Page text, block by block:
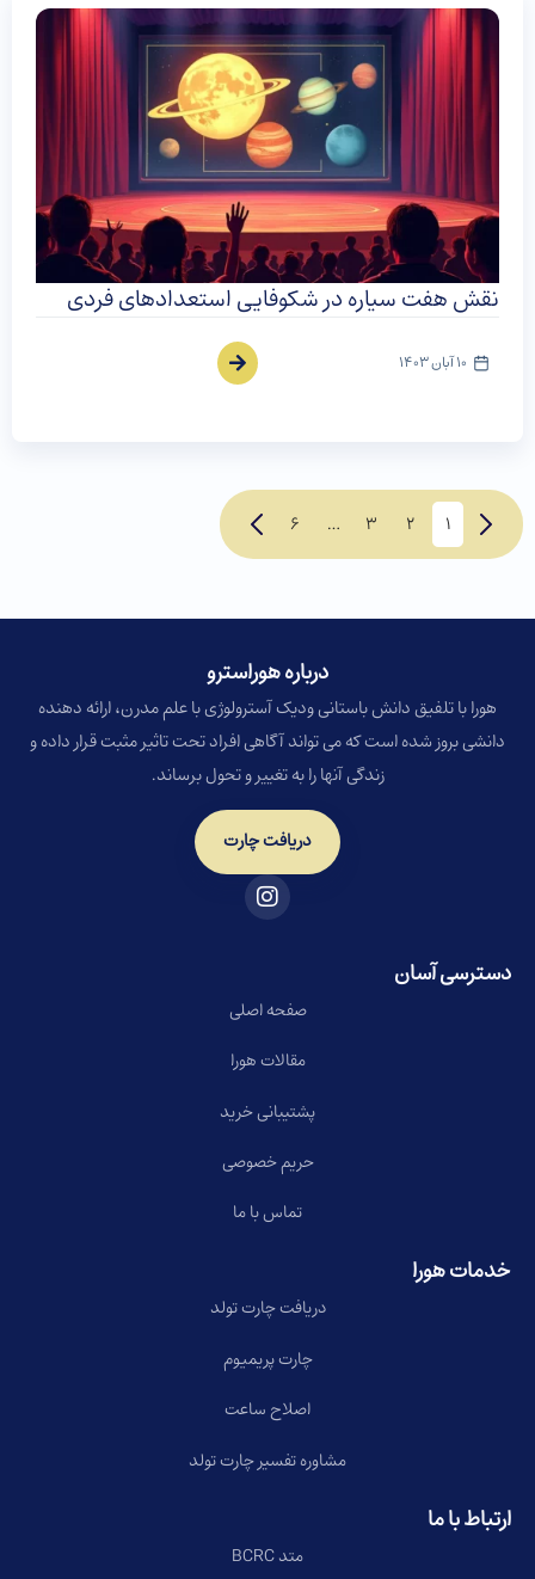
نقش هفت سیاره در شکوفایی استعدادهای فردی
10 آبان 1403
1
2
3
…
6
درباره هوراسترو​
هورا با تلفیق دانش باستانی ودیک آسترولوژی با علم مدرن، ارائه دهنده
دانشی بروز شده است که می تواند آگاهی افراد تحت تاثیر مثبت قرار داده و
زندگی آنها را به تغییر و تحول برساند.
دریافت چارت
دسترسی آسان
صفحه اصلی
مقالات هورا
پشتیبانی خرید
حریم خصوصی
تماس با ما
خدمات هورا
دریافت چارت تولد
چارت پریمیوم
اصلاح ساعت
مشاوره تفسیر چارت تولد
ارتباط با ما
متد BCRC